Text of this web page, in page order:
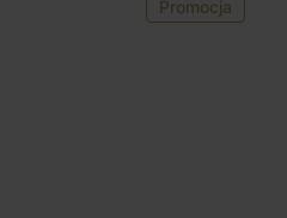
Promocja